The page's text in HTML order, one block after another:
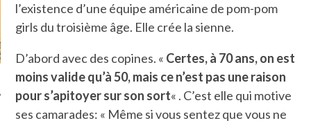
l’existence d’une équipe américaine de pom-pom
girls du troisième âge. Elle crée la sienne.
D’abord avec des copines. « Certes, à 70 ans, on est
moins valide qu’à 50, mais ce n’est pas une raison
pour s’apitoyer sur son sort« . C’est elle qui motive
ses camarades: « Même si vous sentez que vous ne